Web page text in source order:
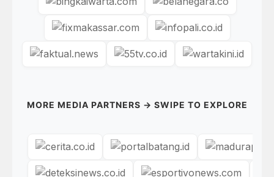
MORE MEDIA PARTNERS → SWIPE TO EXPLORE